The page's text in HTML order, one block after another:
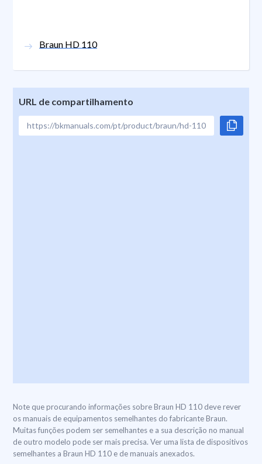
Braun HD 110
URL de compartilhamento
Note que procurando informações sobre Braun HD 110 deve rever
os manuais de equipamentos semelhantes do fabricante Braun.
Muitas funções podem ser semelhantes e a sua descrição no manual
de outro modelo pode ser mais precisa. Ver uma lista de dispositivos
semelhantes a Braun HD 110 e de manuais anexados.